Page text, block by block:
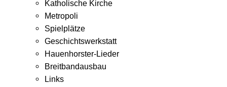
Katholische Kirche
Metropoli
Spielplätze
Geschichtswerkstatt
Hauenhorster-Lieder
Breitbandausbau
Links